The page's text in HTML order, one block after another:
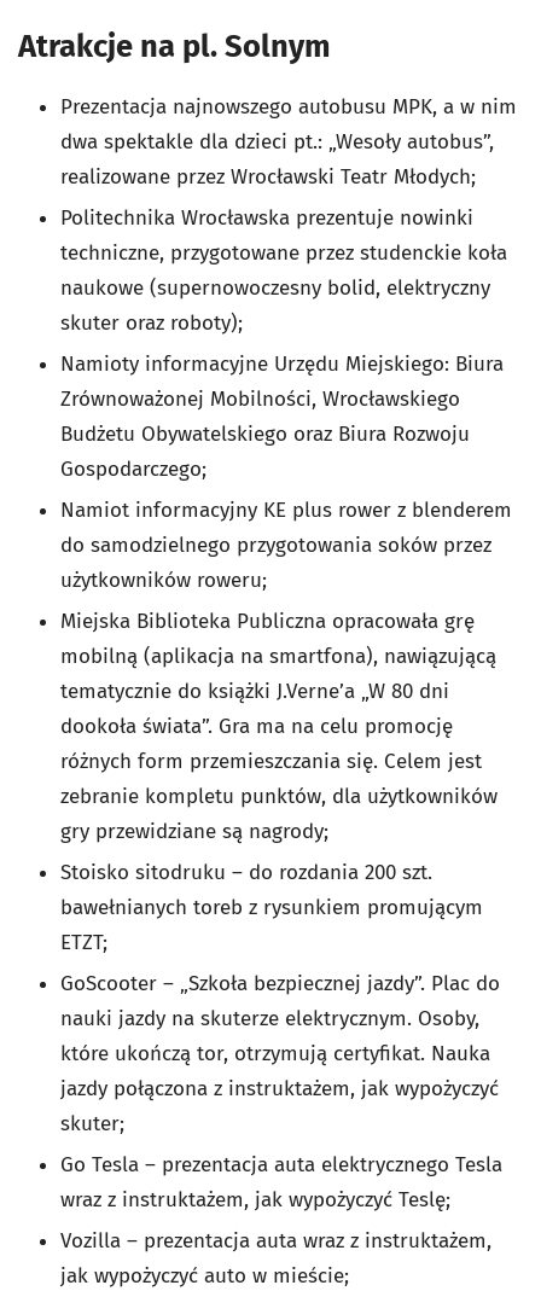
Atrakcje na pl. Solnym
Prezentacja najnowszego autobusu MPK, a w nim
dwa spektakle dla dzieci pt.: „Wesoły autobus”,
realizowane przez Wrocławski Teatr Młodych;
Politechnika Wrocławska prezentuje nowinki
techniczne, przygotowane przez studenckie koła
naukowe (supernowoczesny bolid, elektryczny
skuter oraz roboty);
Namioty informacyjne Urzędu Miejskiego: Biura
Zrównoważonej Mobilności, Wrocławskiego
Budżetu Obywatelskiego oraz Biura Rozwoju
Gospodarczego;
Namiot informacyjny KE plus rower z blenderem
do samodzielnego przygotowania soków przez
użytkowników roweru;
Miejska Biblioteka Publiczna opracowała grę
mobilną (aplikacja na smartfona), nawiązującą
tematycznie do książki J.Verne’a „W 80 dni
dookoła świata”. Gra ma na celu promocję
różnych form przemieszczania się. Celem jest
zebranie kompletu punktów, dla użytkowników
gry przewidziane są nagrody;
Stoisko sitodruku – do rozdania 200 szt.
bawełnianych toreb z rysunkiem promującym
ETZT;
GoScooter – „Szkoła bezpiecznej jazdy”. Plac do
nauki jazdy na skuterze elektrycznym. Osoby,
które ukończą tor, otrzymują certyfikat. Nauka
jazdy połączona z instruktażem, jak wypożyczyć
skuter;
Go Tesla – prezentacja auta elektrycznego Tesla
wraz z instruktażem, jak wypożyczyć Teslę;
Vozilla – prezentacja auta wraz z instruktażem,
jak wypożyczyć auto w mieście;